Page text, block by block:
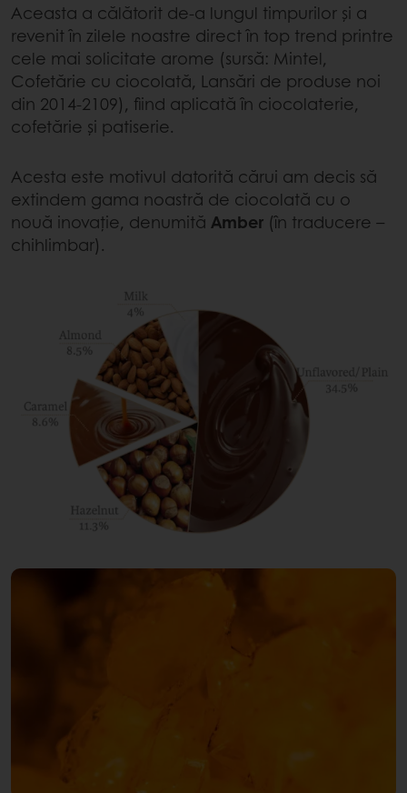
Aceasta a călătorit de-a lungul timpurilor și a
revenit în zilele noastre direct în top trend printre
cele mai solicitate arome (sursă: Mintel,
Cofetărie cu ciocolată, Lansări de produse noi
din 2014-2109), fiind aplicată în ciocolaterie,
cofetărie și patiserie.
Acesta este motivul datorită cărui am decis să
extindem gama noastră de ciocolată cu o
nouă inovație, denumită Amber (în traducere –
chihlimbar).